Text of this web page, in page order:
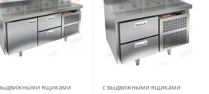
ящиками с выдвижными ящиками